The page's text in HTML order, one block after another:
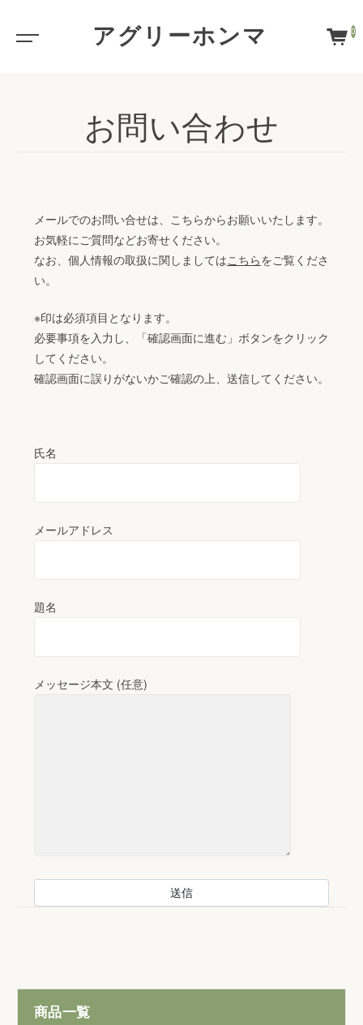
アグリーホンマ 0
お問い合わせ
メールでのお問い合せは、こちらからお願いいたします。
お気軽にご質問などお寄せください。
なお、個人情報の取扱に関しましてはこちらをご覧くださ
い。
※印は必須項目となります。
必要事項を入力し、「確認画面に進む」ボタンをクリック
してください。
確認画面に誤りがないかご確認の上、送信してください。
氏名
メールアドレス
題名
メッセージ本文 (任意)
商品一覧